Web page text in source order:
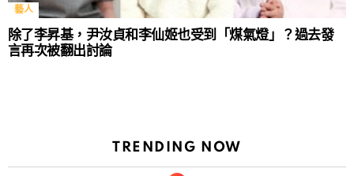
藝人
除了李昇基，尹汝貞和李仙姬也受到「煤氣燈」？過去發
言再次被翻出討論
TRENDING NOW